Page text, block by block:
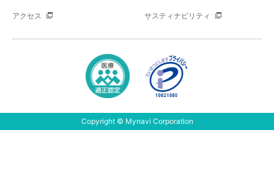
アクセス サスティナビリティ
Copyright © Mynavi Corporation